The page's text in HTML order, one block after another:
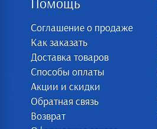
Помощь
Соглашение о продаже
Как заказать
Доставка товаров
Способы оплаты
Акции и скидки
Обратная связь
Возврат